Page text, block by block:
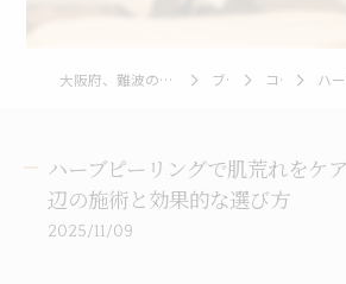
大阪府、難波のハーブピーリングならLIVERTE ブログ コラム ハーブピ
ハーブピーリングで肌荒れをケ
辺の施術と効果的な選び方
2025/11/09